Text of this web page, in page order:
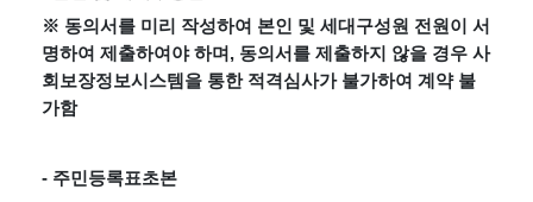
※ 동의서를 미리 작성하여 본인 및 세대구성원 전원이 서
명하여 제출하여야 하며, 동의서를 제출하지 않을 경우 사
회보장정보시스템을 통한 적격심사가 불가하여 계약 불
가함
- 주민등록표초본